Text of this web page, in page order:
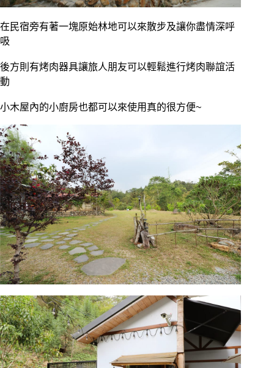
在民宿旁有著一塊原始林地可以來散步及讓你盡情深呼
吸
後方則有烤肉器具讓旅人朋友可以輕鬆進行烤肉聯誼活
動
小木屋內的小廚房也都可以來使用真的很方便~